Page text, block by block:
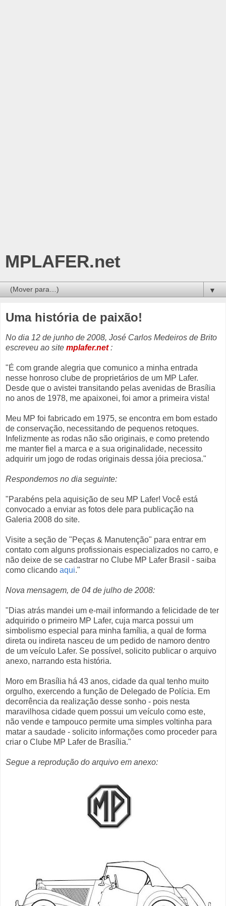
MPLAFER.net
▼
Uma história de paixão!
No dia 12 de junho de 2008, José Carlos Medeiros de Brito
escreveu ao site mplafer.net:
"É com grande alegria que comunico a minha entrada
nesse honroso clube de proprietários de um MP Lafer.
Desde que o avistei transitando pelas avenidas de Brasília
no anos de 1978, me apaixonei, foi amor a primeira vista!
Meu MP foi fabricado em 1975, se encontra em bom estado
de conservação, necessitando de pequenos retoques.
Infelizmente as rodas não são originais, e como pretendo
me manter fiel a marca e a sua originalidade, necessito
adquirir um jogo de rodas originais dessa jóia preciosa."
Respondemos no dia seguinte:
"Parabéns pela aquisição de seu MP Lafer! Você está
convocado a enviar as fotos dele para publicação na
Galeria 2008 do site.
Visite a seção de "Peças & Manutenção" para entrar em
contato com alguns profissionais especializados no carro, e
não deixe de se cadastrar no Clube MP Lafer Brasil - saiba
como clicando aqui."
Nova mensagem, de 04 de julho de 2008:
"Dias atrás mandei um e-mail informando a felicidade de ter
adquirido o primeiro MP Lafer, cuja marca possui um
simbolismo especial para minha família, a qual de forma
direta ou indireta nasceu de um pedido de namoro dentro
de um veículo Lafer. Se possível, solicito publicar o arquivo
anexo, narrando esta história.
Moro em Brasília há 43 anos, cidade da qual tenho muito
orgulho, exercendo a função de Delegado de Polícia. Em
decorrência da realização desse sonho - pois nesta
maravilhosa cidade quem possui um veículo como este,
não vende e tampouco permite uma simples voltinha para
matar a saudade - solicito informações como proceder para
criar o Clube MP Lafer de Brasília."
Segue a reprodução do arquivo em anexo: